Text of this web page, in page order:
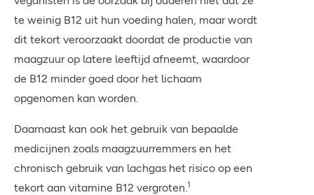
te weinig B12 uit hun voeding halen, maar wordt
dit tekort veroorzaakt doordat de productie van
maagzuur op latere leeftijd afneemt, waardoor
de B12 minder goed door het lichaam
opgenomen kan worden.
Daarnaast kan ook het gebruik van bepaalde
medicijnen zoals maagzuurremmers en het
chronisch gebruik van lachgas het risico op een
tekort aan vitamine B12 vergroten. 1